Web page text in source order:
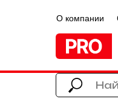
О компании